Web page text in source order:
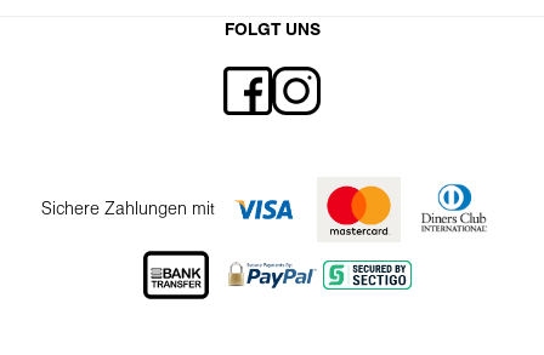
FOLGT UNS
Sichere Zahlungen mit